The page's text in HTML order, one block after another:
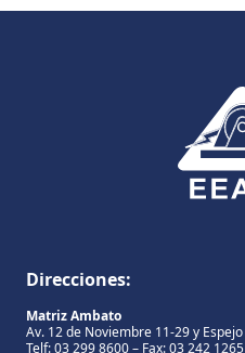
Direcciones:
Matriz Ambato
Av. 12 de Noviembre 11-29 y Espejo
Telf: 03 299 8600 – Fax: 03 242 1265